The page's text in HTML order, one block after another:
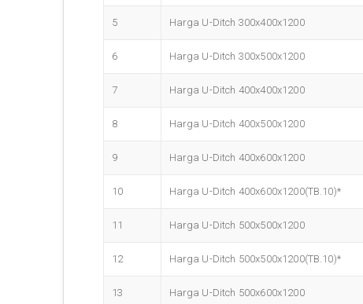
5 Harga U-Ditch 300x400x1200
6 Harga U-Ditch 300x500x1200
7 Harga U-Ditch 400x400x1200
8 Harga U-Ditch 400x500x1200
9 Harga U-Ditch 400x600x1200
10 Harga U-Ditch 400x600x1200(TB.10)*
11 Harga U-Ditch 500x500x1200
12 Harga U-Ditch 500x500x1200(TB.10)*
13 Harga U-Ditch 500x600x1200